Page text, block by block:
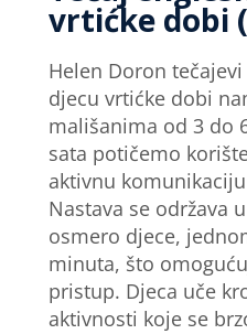
vrtićke dobi
Helen Doron
djecu vrtićke dobi
mališanima od 3 do
sata potičemo
aktivnu
Nastava se održava
osmero djece,
minuta, što
pristup. Djeca uče
aktivnosti koje se